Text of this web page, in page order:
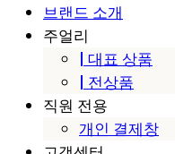
브랜드 소개
주얼리
| 대표 상품
| 전상품
직원 전용
개인 결제창